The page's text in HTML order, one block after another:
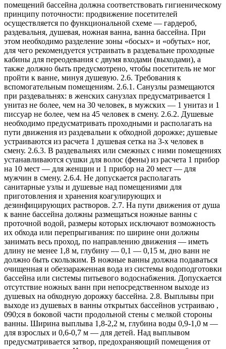
помещений бассейна должна соответствовать гигиеническому
принципу поточности: продвижение посетителей
осуществляется по функциональной схеме — гардероб,
раздевальня, душевая, ножная ванна, ванна бассейна. При
этом необходимо разделение зоны «босых» и «обутых» ног,
для чего рекомендуется устраивать в раздевальне проходные
кабины для переодевания с двумя входами (выходами), а
также должно быть предусмотрено, чтобы посетитель не мог
пройти к ванне, минуя душевую. 2.6. Требования к
вспомогательным помещениям. 2.6.1. Санузлы размещаются
при раздевальнях: в женских санузлах предусматривается 1
унитаз не более, чем на 30 человек, в мужских — 1 унитаз и 1
писсуар не более, чем на 45 человек в смену. 2.6.2. Душевые
необходимо предусматривать проходными и располагать на
пути движения из раздевальни к обходной дорожке; душевые
устраиваются из расчета 1 душевая сетка на 3-х человек в
смену. 2.6.3. В раздевальнях или смежных с ними помещениях
устанавливаются сушки для волос (фены) из расчета 1 прибор
на 10 мест — для женщин и 1 прибор на 20 мест — для
мужчин в смену. 2.6.4. Не допускается располагать
санитарные узлы и душевые над помещениями для
приготовления и хранения коагулирующих и
дезинфицирующих растворов. 2.7. На пути движения от душа
к ванне бассейна должны размещаться ножные ванны с
проточной водой, размеры которых исключают возможность
их обхода или перепрыгивания: по ширине они должны
занимать весь проход, по направлению движения — иметь
длину не менее 1,8 м, глубину — 0,1 — 0,15 м, дно ванн не
должно быть скользким. В ножные ванны должна подаваться
очищенная и обеззараженная вода из системы водоподготовки
бассейна или системы питьевого водоснабжения. Допускается
отсутствие ножных ванн при непосредственном выходе из
душевых на обходную дорожку бассейна. 2.8. Выплывы при
выходе из душевых в ванны открытых бассейнов устраиваю ,
090;ся в боковой части продольной стены с мелкой стороны
ванны. Ширина выплыва 1,8-2,2 м, глубина воды 0,9-1,0 м —
для взрослых и 0,6-0,7 м — для детей. Над выплывом
предусматривается затвор, предохраняющий помещения от